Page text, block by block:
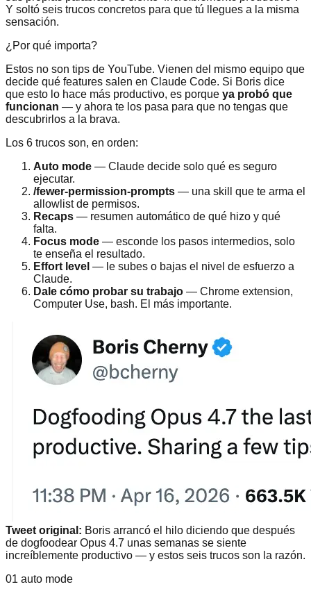
Y soltó seis trucos concretos para que tú llegues a la misma
sensación.
¿Por qué importa?
Estos no son tips de YouTube. Vienen del mismo equipo que
decide qué features salen en Claude Code. Si Boris dice
que esto lo hace más productivo, es porque ya probó que
funcionan — y ahora te los pasa para que no tengas que
descubrirlos a la brava.
Los 6 trucos son, en orden:
Auto mode — Claude decide solo qué es seguro
ejecutar.
/fewer-permission-prompts — una skill que te arma el
allowlist de permisos.
Recaps — resumen automático de qué hizo y qué
falta.
Focus mode — esconde los pasos intermedios, solo
te enseña el resultado.
Effort level — le subes o bajas el nivel de esfuerzo a
Claude.
Dale cómo probar su trabajo — Chrome extension,
Computer Use, bash. El más importante.
Tweet original: Boris arrancó el hilo diciendo que después
de dogfoodear Opus 4.7 unas semanas se siente
increíblemente productivo — y estos seis trucos son la razón.
01 auto mode